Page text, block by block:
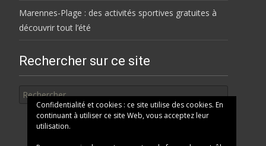
Marennes-Plage : des activités sportives gratuites à
découvrir tout l’été
Rechercher sur ce site
Confidentialité et cookies : ce site utilise des cookies. En
continuant à utiliser ce site Web, vous acceptez leur
utilisation.